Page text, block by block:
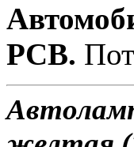
PCB.